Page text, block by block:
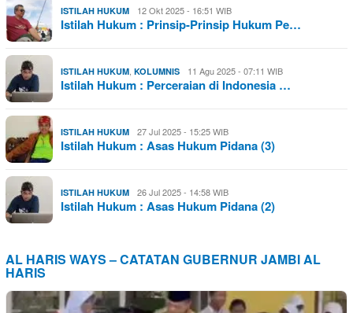
ISTILAH HUKUM 12 Okt 2025 - 16:51 WIB
Istilah Hukum : Prinsip-Prinsip Hukum Pe…
ISTILAH HUKUM KOLUMNIS 11 Agu 2025 - 07:11 WIB
Istilah Hukum : Perceraian di Indonesia …
ISTILAH HUKUM 27 Jul 2025 - 15:25 WIB
Istilah Hukum : Asas Hukum Pidana (3)
ISTILAH HUKUM 26 Jul 2025 - 14:58 WIB
Istilah Hukum : Asas Hukum Pidana (2)
AL HARIS WAYS – CATATAN GUBERNUR JAMBI AL
HARIS